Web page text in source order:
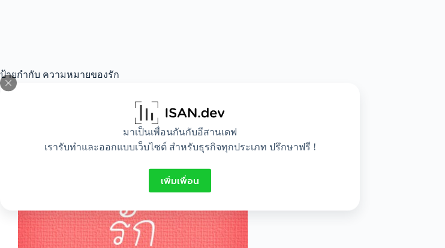
มาเป็นเพื่อนกันกับอีสานเดฟ
เรารับทำและออกแบบเว็บไซต์ สำหรับธุรกิจทุกประเภท ปรึกษาฟรี !
เพิ่มเพื่อน
ป้ายกำกับ ความหมายของรัก